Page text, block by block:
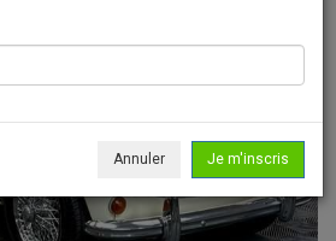
Annuler Je m'inscris